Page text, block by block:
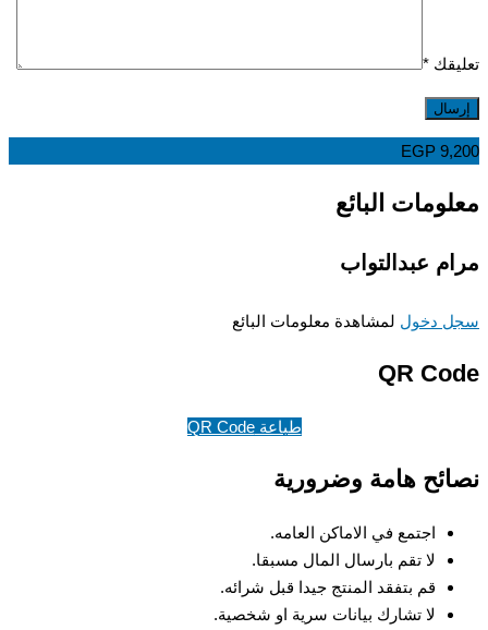
*
EGP
البائع
عبدالتواب
دخوللمشاهدة معلومات البائع
QR
طباعة QR Code
هامة وضرورية
اجتمع في الاماكن العامه.
لا تقم بارسال المال مسبقا.
قم بتفقد المنتج جيدا قبل شرائه.
لا تشارك بيانات سرية او شخصية.